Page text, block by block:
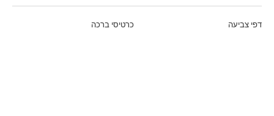
כרטיסי ברכה דפי צביעה